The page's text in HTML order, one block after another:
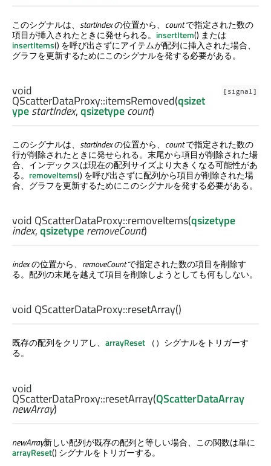
このシグナルは、 startIndexの位置から、 countで指定された数の
項目が挿入されたときに発せられる。 insertItem() または
insertItems() を呼び出さずにアイテムが配列に挿入された場合、
グラフを更新するためにこのシグナルを発する必要がある。
[signal]
void
QScatterDataProxy::itemsRemoved(qsizet
ypestartIndex,qsizetypecount)
このシグナルは、 startIndexの位置から、 countで指定された数の
行が削除されたときに発せられる。末尾から項目が削除された場
合、インデックスは現在の配列サイズより大きくなる可能性があ
る。 removeItems() を呼び出さずに配列から項目が削除された場
合、グラフを更新するためにこのシグナルを発する必要がある。
void QScatterDataProxy::removeItems(qsizetype
index,qsizetyperemoveCount)
indexの位置から、 removeCountで指定された数の項目を削除す
る。配列の末尾を越えて項目を削除しようとしても何もしない。
void QScatterDataProxy::resetArray()
既存の配列をクリアし、 arrayReset （）シグナルをトリガーす
る。
void
QScatterDataProxy::resetArray(QScatterDataArray
newArray)
newArray新しい配列が既存の配列と等しい場合、この関数は単に
arrayReset() シグナルをトリガーする。